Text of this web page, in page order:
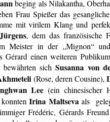
beging als Nilakantha,
Frau Spießer das
mit virilem Klang und
, dem das französische
Meister in der „Mignon“
Gérard einen weiteren
bewährten sichSusanna von
(Rose, deren Cousine),
Lee (ein chinesischer
konntenIrina Maltseva als
Frédéric, Gérards